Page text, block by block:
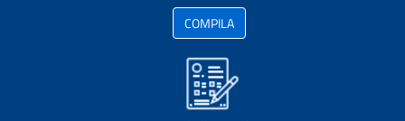
COMPILA